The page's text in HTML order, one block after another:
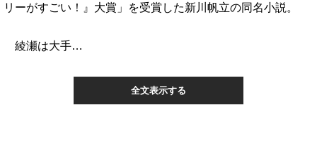
リーがすごい！』大賞」を受賞した新川帆立の同名小説。
綾瀬は大手…
全文表示する